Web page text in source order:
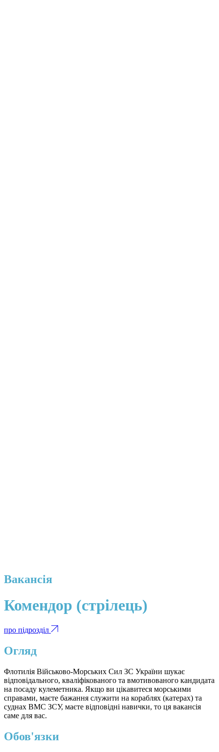
Вакансія
Комендор (стрілець)
про підрозділ
Огляд
Флотилія Військово-Морських Сил ЗС України шукає
відповідального, кваліфікованого та вмотивованого кандидата
на посаду кулеметника. Якщо ви цікавитеся морськими
справами, маєте бажання служити на кораблях (катерах) та
суднах ВМС ЗСУ, маєте відповідні навички, то ця вакансія
саме для вас.
Обов'язки